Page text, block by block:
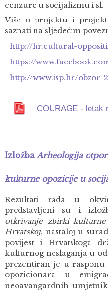
cenzure u socijalizmu i sl.
Više o projektu i
saznati na sljedećim
http://hr.cultural-
https://
http://www.isp.hr/
COURAGE - letak
Izložba Arheologija
kulturne opozicije u
Rezultati rada u
predstavljeni su i
otkrivanje zbirki
Hrvatskoj, nastaloj u
povijest i Hrvatskoga
kulturnog neslaganja u
prezentiran je u
opozicionara u
neoavangardnih